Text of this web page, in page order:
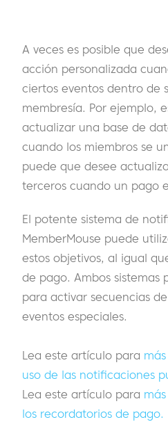
A veces es posible que
acción personalizada
ciertos eventos dentro de
membresía. Por ejemplo,
actualizar una base de
cuando los miembros se
puede que desee
terceros cuando un pago
El potente sistema de
MemberMouse puede
estos objetivos, al igual
de pago. Ambos sistemas
para activar secuencias
eventos especiales.
Lea este artículo para
uso de las notificaciones
Lea este artículo para
los recordatorios de pago.